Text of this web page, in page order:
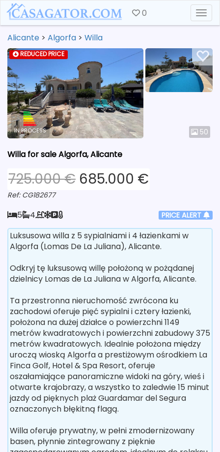
0
Alicante > Algorfa > Willa
50
REDUCED PRICE
IN PROCESS
Willa for sale Algorfa, Alicante
725.000 € 685.000 €
Ref: CG182677
5 4 PRICE ALERT
Luksusowa willa z 5 sypialniami i 4 łazienkami w
Algorfa (Lomas De La Juliana), Alicante.
Odkryj tę luksusową willę położoną w pożądanej
dzielnicy Lomas de La Juliana w Algorfa, Alicante.
Ta przestronna nieruchomość zwrócona ku
zachodowi oferuje pięć sypialni i cztery łazienki,
położona na dużej działce o powierzchni 1149
metrów kwadratowych i powierzchni zabudowy 375
metrów kwadratowych. Idealnie położona między
uroczą wioską Algorfa a prestiżowym ośrodkiem La
Finca Golf, Hotel & Spa Resort, oferuje
oszałamiające panoramiczne widoki na góry, wieś i
otwarte krajobrazy, a wszystko to zaledwie 15 minut
jazdy od pięknych plaż Guardamar del Segura
oznaczonych błękitną flagą.
Willa oferuje prywatny, w pełni zmodernizowany
basen, płynnie zintegrowany z pięknie